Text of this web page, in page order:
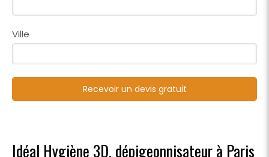
Ville
Recevoir un devis gratuit
Idéal Hygiène 3D, dépigeonnisateur à Paris